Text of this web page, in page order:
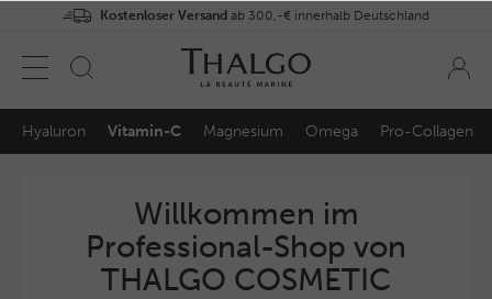
Kostenloser Versand ab 300,-€ innerhalb Deutschland
Hyaluron Vitamin-C Magnesium Omega Pro-Collagen
Willkommen im
Professional-Shop von
THALGO COSMETIC